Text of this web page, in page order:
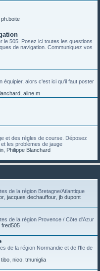
ph.boite
le 505. Posez ici toutes les questions
de navigation. Communiquez vos
équipier, alors c'est ici qu'il faut poster
aline.m
et des règles de course. Déposez
les problèmes de jauge
Philippe Blanchard
de la région Bretagne/Atlantique
jacques dechauffour jb dupont
de la région Provence / Côte d'Azur
fred505
de la région Normandie et de l'Ile de
tibo nico tmuniglia